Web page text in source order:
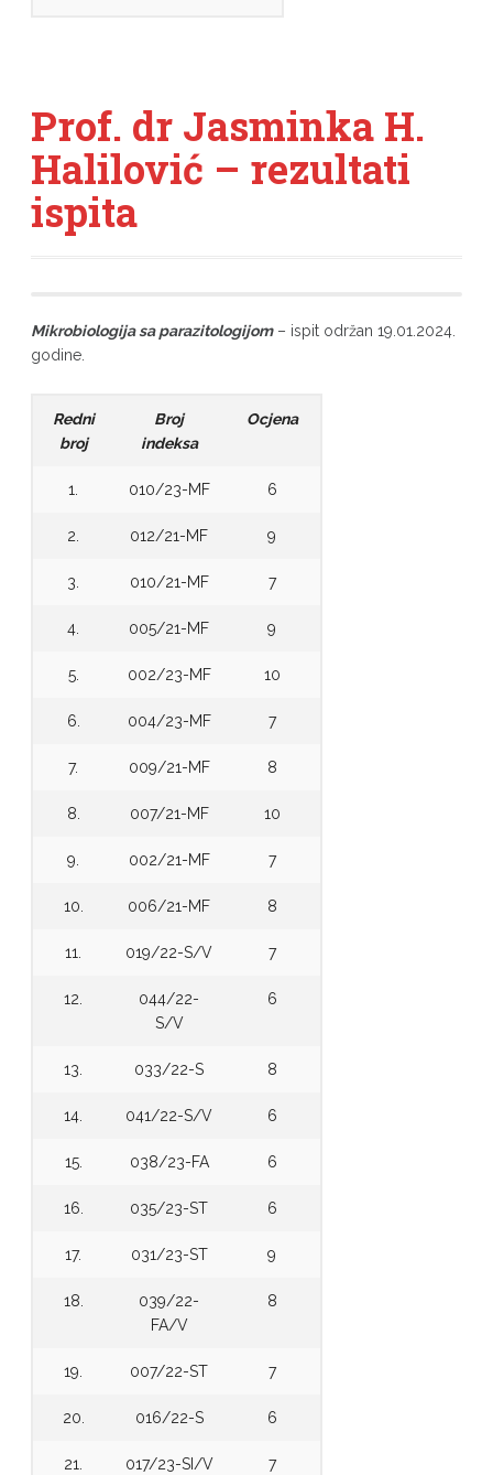
Prof. dr Jasminka H.
Halilović – rezultati
ispita
Mikrobiologija sa parazitologijom– ispit održan 19.01.2024.
godine.
Redni
broj
Broj
indeksa
Ocjena
1. 010/23-MF 6
2. 012/21-MF 9
3. 010/21-MF 7
4. 005/21-MF 9
5. 002/23-MF 10
6. 004/23-MF 7
7. 009/21-MF 8
8. 007/21-MF 10
9. 002/21-MF 7
10. 006/21-MF 8
11. 019/22-S/V 7
12.
044/22-
S/V
6
13. 033/22-S 8
14. 041/22-S/V 6
15. 038/23-FA 6
16. 035/23-ST 6
17. 031/23-ST 9
18.
039/22-
FA/V
8
19. 007/22-ST 7
20. 016/22-S 6
21. 017/23-SI/V 7